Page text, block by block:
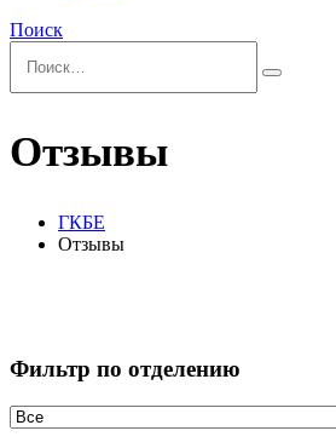
Поиск
Отзывы
ГКБЕ
Отзывы
Фильтр по отделению